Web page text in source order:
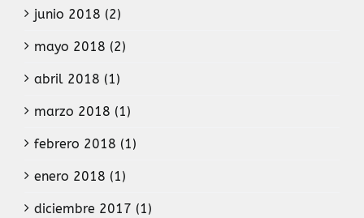
junio 2018 (2)
mayo 2018 (2)
abril 2018 (1)
marzo 2018 (1)
febrero 2018 (1)
enero 2018 (1)
diciembre 2017 (1)